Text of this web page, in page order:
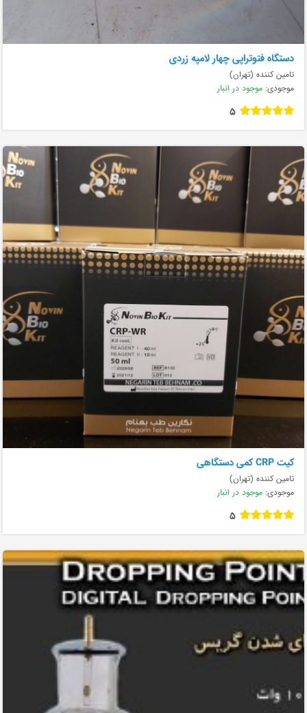
دستگاه فتوتراپی چهار لامپه زردی
تامین کننده (تهران)
موجودی: موجود در انبار
5
کیت CRP کمی دستگاهی
تامین کننده (تهران)
موجودی: موجود در انبار
5